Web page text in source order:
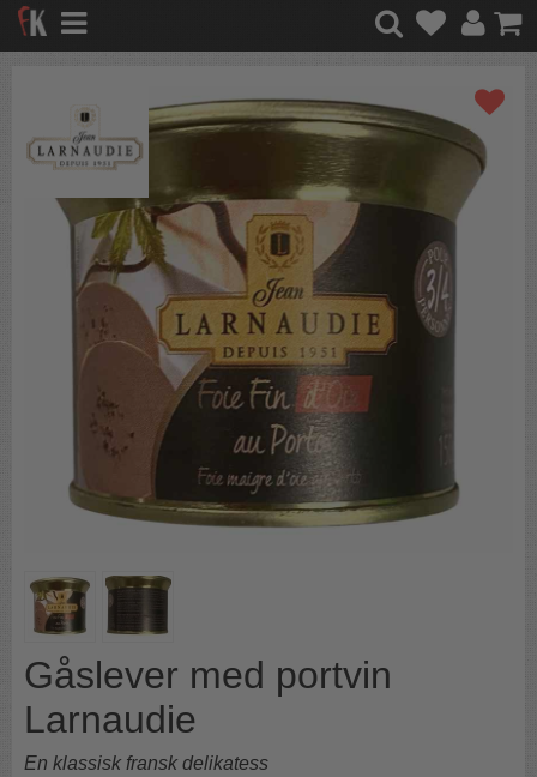
Gåslever med portvin
Larnaudie
En klassisk fransk delikatess